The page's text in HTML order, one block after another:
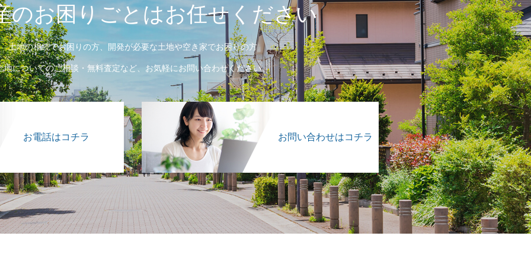
のお困りごとはお任せください
土地の相続でお困りの方、開発が必要な土地や空き家でお困りの方
地についてのご相談・無料査定など、お気軽にお問い合わせください。
お電話はコチラ お問い合わせはコチラ